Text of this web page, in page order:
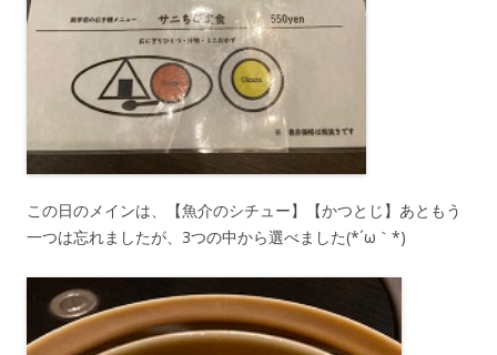
この日のメインは、【魚介のシチュー】【かつとじ】あともう
一つは忘れましたが、3つの中から選べました(*´ω｀*)